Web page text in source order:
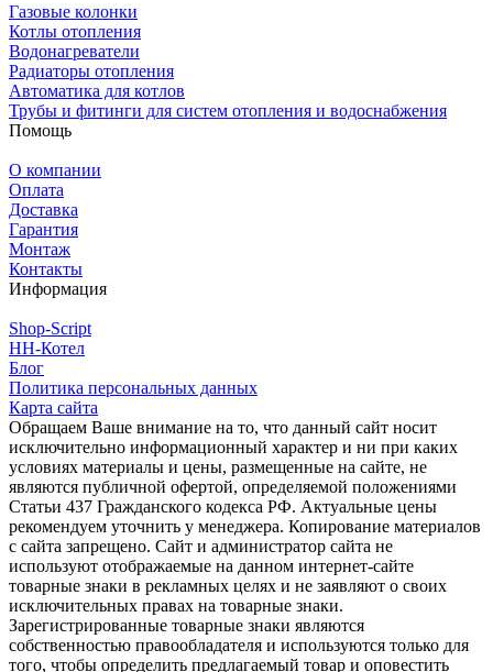
Газовые колонки
Котлы отопления
Водонагреватели
Радиаторы отопления
Автоматика для котлов
Трубы и фитинги для систем отопления и водоснабжения
Помощь
О компании
Оплата
Доставка
Гарантия
Монтаж
Контакты
Информация
Shop-Script
НН-Котел
Блог
Политика персональных данных
Карта сайта
Обращаем Ваше внимание на то, что данный сайт носит
исключительно информационный характер и ни при каких
условиях материалы и цены, размещенные на сайте, не
являются публичной офертой, определяемой положениями
Статьи 437 Гражданского кодекса РФ. Актуальные цены
рекомендуем уточнить у менеджера. Копирование материалов
с сайта запрещено. Сайт и администратор сайта не
используют отображаемые на данном интернет-сайте
товарные знаки в рекламных целях и не заявляют о своих
исключительных правах на товарные знаки.
Зарегистрированные товарные знаки являются
собственностью правообладателя и используются только для
того, чтобы определить предлагаемый товар и оповестить